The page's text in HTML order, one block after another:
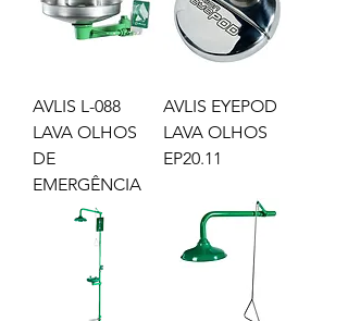
AVLIS L-088
LAVA OLHOS
DE
EMERGÊNCIA
AVLIS EYEPOD
LAVA OLHOS
EP20.11